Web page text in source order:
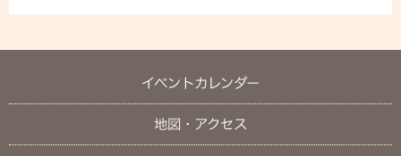
イベントカレンダー
地図・アクセス